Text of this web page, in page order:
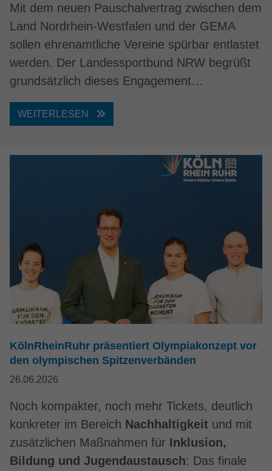
Mit dem neuen Pauschalvertrag zwischen dem
Land Nordrhein-Westfalen und der GEMA
sollen ehrenamtliche Vereine spürbar entlastet
werden. Der Landessportbund NRW begrüßt
grundsätzlich dieses Engagement…
WEITERLESEN
KölnRheinRuhr präsentiert Olympiakonzept vor
den olympischen Spitzenverbänden
26.06.2026
Noch kompakter, noch mehr Tickets, deutlich
konkreter im Bereich Nachhaltigkeit und mit
zusätzlichen Maßnahmen für Inklusion,
Bildung und Jugendaustausch: Das finale